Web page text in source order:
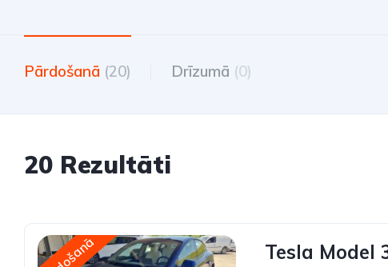
Pārdošanā (20) Drīzumā (0)
20 Rezultāti
Tesla Model